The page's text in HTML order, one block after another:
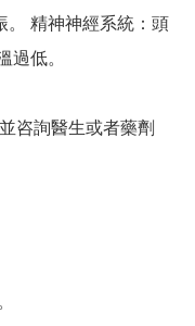
。 精神神經系統：頭
過低。
咨詢醫生或者藥劑